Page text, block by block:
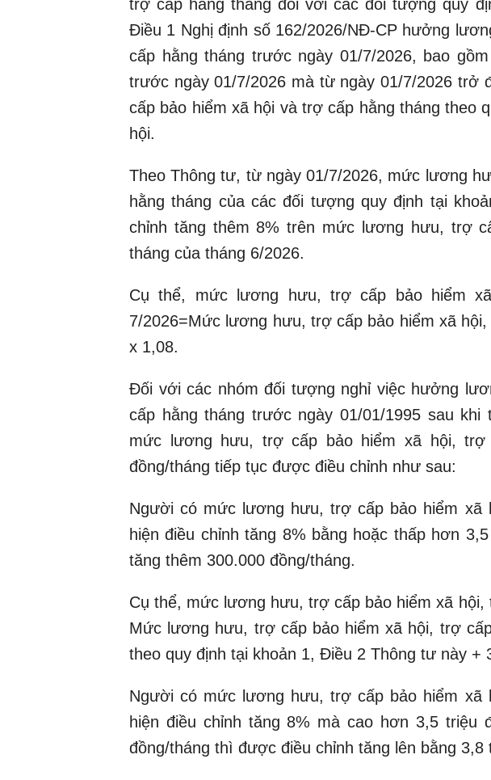
trợ cấp hằng tháng đối với các đối tượng quy
Điều 1 Nghị định số 162/2026/NĐ-CP hưởng
cấp hằng tháng trước ngày 01/7/2026, bao
trước ngày 01/7/2026 mà từ ngày 01/7/2026
cấp bảo hiểm xã hội và trợ cấp hằng tháng theo
hội.
Theo Thông tư, từ ngày 01/7/2026, mức lương
hằng tháng của các đối tượng quy định tại
chỉnh tăng thêm 8% trên mức lương hưu, trợ
tháng của tháng 6/2026.
Cụ thể, mức lương hưu, trợ cấp bảo hiểm
7/2026=Mức lương hưu, trợ cấp bảo hiểm xã
x 1,08.
Đối với các nhóm đối tượng nghỉ việc hưởng
cấp hằng tháng trước ngày 01/01/1995 sau
mức lương hưu, trợ cấp bảo hiểm xã hội,
đồng/tháng tiếp tục được điều chỉnh như sau:
Người có mức lương hưu, trợ cấp bảo hiểm xã
hiện điều chỉnh tăng 8% bằng hoặc thấp hơn
tăng thêm 300.000 đồng/tháng.
Cụ thể, mức lương hưu, trợ cấp bảo hiểm xã
Mức lương hưu, trợ cấp bảo hiểm xã hội, trợ
theo quy định tại khoản 1, Điều 2 Thông tư này +
Người có mức lương hưu, trợ cấp bảo hiểm xã
hiện điều chỉnh tăng 8% mà cao hơn 3,5 triệu
đồng/tháng thì được điều chỉnh tăng lên bằng 3,8